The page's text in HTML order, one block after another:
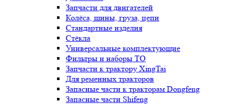
Запчасти для двигателей
Колёса, шины, груза, цепи
Стандартные изделия
Стёкла
Универсальные комплектующие
Фильтры и наборы ТО
Запчасти к трактору XingTai
Для ременных тракторов
Запасные части к тракторам Dongfeng
Запасные части Shifeng